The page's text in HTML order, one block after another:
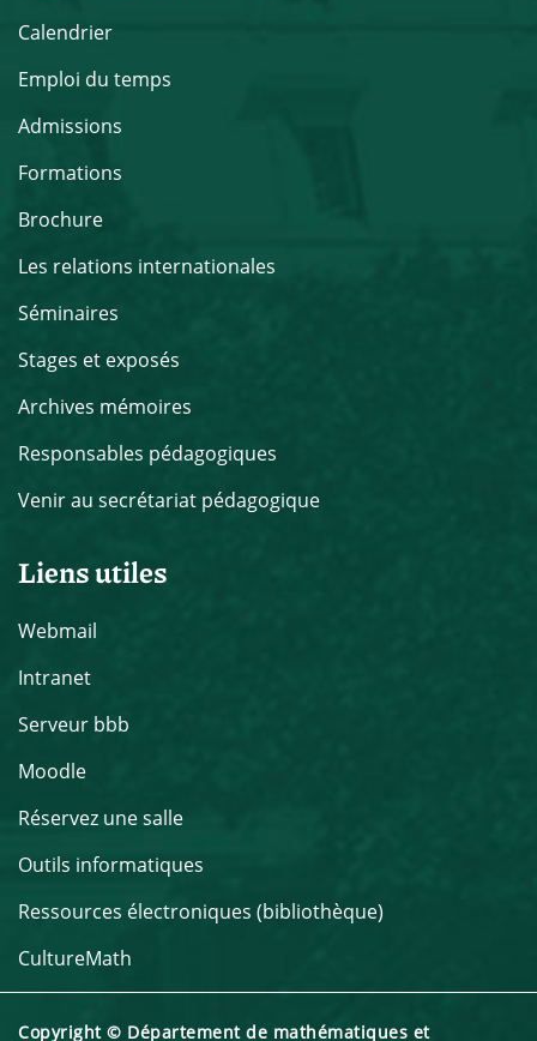
Calendrier
Emploi du temps
Admissions
Formations
Brochure
Les relations internationales
Séminaires
Stages et exposés
Archives mémoires
Responsables pédagogiques
Venir au secrétariat pédagogique
Liens utiles
Webmail
Intranet
Serveur bbb
Moodle
Réservez une salle
Outils informatiques
Ressources électroniques (bibliothèque)
CultureMath
Copyright © Département de mathématiques et